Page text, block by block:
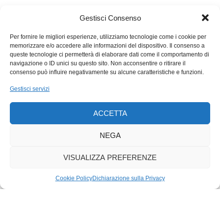
Gestisci Consenso
Per fornire le migliori esperienze, utilizziamo tecnologie come i cookie per
memorizzare e/o accedere alle informazioni del dispositivo. Il consenso a
queste tecnologie ci permetterà di elaborare dati come il comportamento di
navigazione o ID unici su questo sito. Non acconsentire o ritirare il
consenso può influire negativamente su alcune caratteristiche e funzioni.
Gestisci servizi
ACCETTA
NEGA
VISUALIZZA PREFERENZE
Cookie PolicyDichiarazione sulla Privacy
e nei materiali, gli oggetti che interpretano il nostro folclore.
Esemplare, in proposito, la mucca, in legno, dipinta a mano.
Costosa ma pregevole.